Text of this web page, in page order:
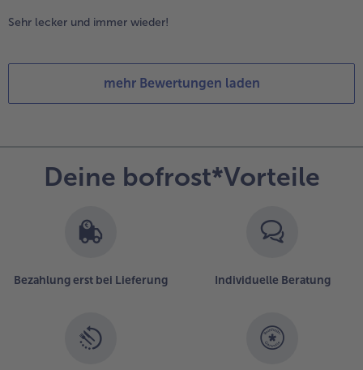
Sehr lecker und immer wieder!
mehr Bewertungen laden
Deine bofrost*Vorteile
Bezahlung erst bei Lieferung Individuelle Beratung